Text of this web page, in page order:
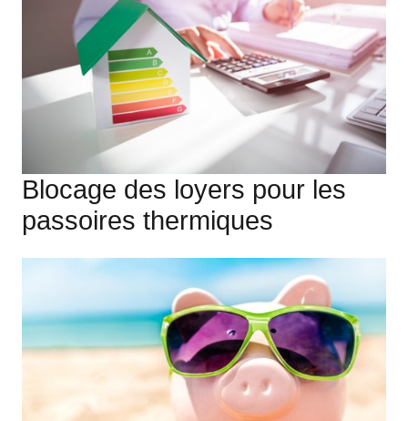
Blocage des loyers pour les
passoires thermiques